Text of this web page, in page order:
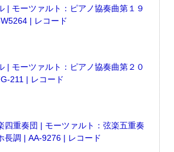
| モーツァルト：ピアノ協奏曲第１９
| レコード
| モーツァルト：ピアノ協奏曲第２０
211 | レコード
四重奏団 | モーツァルト：弦楽五重奏
長調 | AA-9276 | レコード